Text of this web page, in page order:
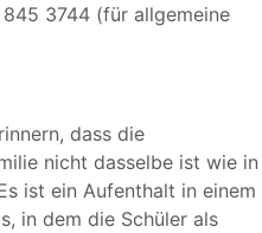
3744 (für allgemeine
dass die
nicht dasselbe ist wie in
ist ein Aufenthalt in einem
in dem die Schüler als